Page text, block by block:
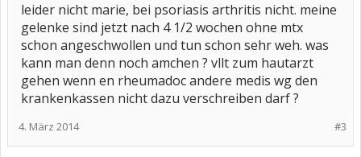
leider nicht marie, bei psoriasis arthritis nicht. meine
gelenke sind jetzt nach 4 1/2 wochen ohne mtx
schon angeschwollen und tun schon sehr weh. was
kann man denn noch amchen ? vllt zum hautarzt
gehen wenn en rheumadoc andere medis wg den
krankenkassen nicht dazu verschreiben darf ?
#3
4. März 2014